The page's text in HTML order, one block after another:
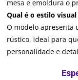
mesa e emoldura o
Qual é o estilo
O modelo apresenta
rústico, ideal para
personalidade e